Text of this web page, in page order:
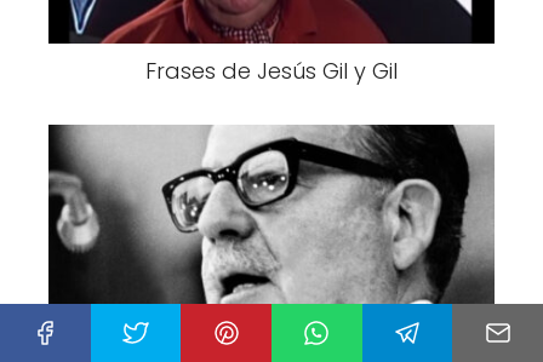
Frases de Jesús Gil y Gil
Frases de Salvador Allende